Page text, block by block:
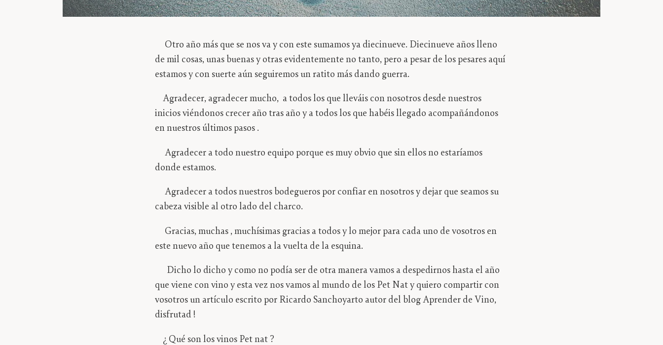
Otro año más que se nos va y con este sumamos ya diecinueve. Diecinueve años lleno
de mil cosas, unas buenas y otras evidentemente no tanto, pero a pesar de los pesares aquí
estamos y con suerte aún seguiremos un ratito más dando guerra.
Agradecer, agradecer mucho, a todos los que lleváis con nosotros desde nuestros
inicios viéndonos crecer año tras año y a todos los que habéis llegado acompañándonos
en nuestros últimos pasos .
Agradecer a todo nuestro equipo porque es muy obvio que sin ellos no estaríamos
donde estamos.
Agradecer a todos nuestros bodegueros por confiar en nosotros y dejar que seamos su
cabeza visible al otro lado del charco.
Gracias, muchas , muchísimas gracias a todos y lo mejor para cada uno de vosotros en
este nuevo año que tenemos a la vuelta de la esquina.
Dicho lo dicho y como no podía ser de otra manera vamos a despedirnos hasta el año
que viene con vino y esta vez nos vamos al mundo de los Pet Nat y quiero compartir con
vosotros un artículo escrito por Ricardo Sanchoyarto autor del blog Aprender de Vino,
disfrutad !
¿ Qué son los vinos Pet nat ?